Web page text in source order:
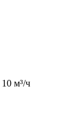
10 м³/ч